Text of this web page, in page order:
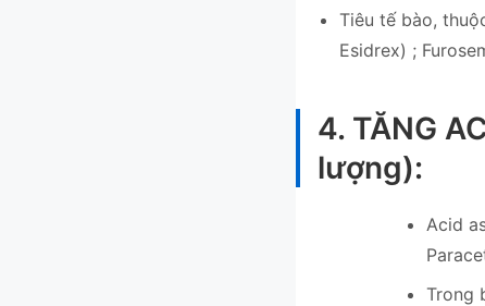
Tiêu tế bào,
Esidrex) ;
4. TĂNG
lượng):
Acid
Trong